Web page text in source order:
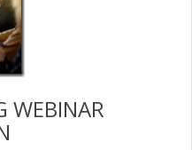
WEBINAR